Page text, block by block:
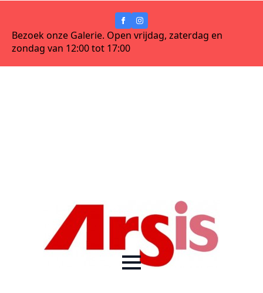
Bezoek onze Galerie. Open vrijdag, zaterdag en
zondag van 12:00 tot 17:00